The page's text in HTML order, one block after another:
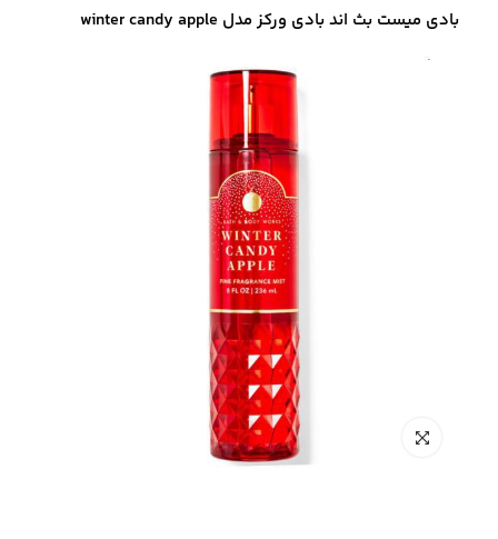
بادی میست بث اند بادی ورکز مدل winter candy apple